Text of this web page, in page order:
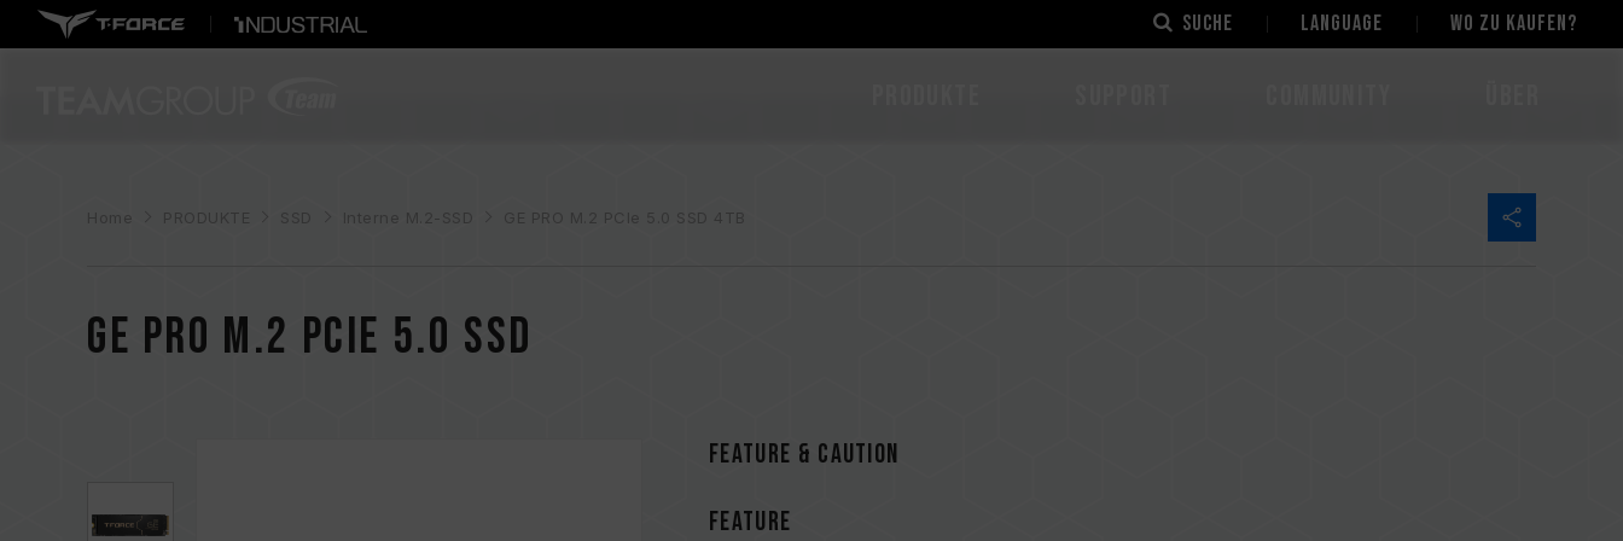
Suche LANGUAGE Wo zu kaufen?
Home PRODUKTE SSD Interne M.2-SSD GE PRO M.2 PCIe 5.0 SSD 4TB
GE PRO M.2 PCIe 5.0 SSD
FEATURE & CAUTION
FEATURE